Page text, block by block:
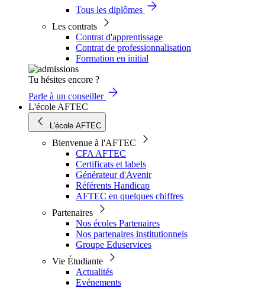
Tous les diplômes
Les contrats
Contrat d'apprentissage
Contrat de professionnalisation
Formation en initial
Tu hésites encore ?
Parle à un conseiller
L'école AFTEC
L'école AFTEC
Bienvenue à l'AFTEC
CFA AFTEC
Certificats et labels
Générateur d'Avenir
Référents Handicap
AFTEC en quelques chiffres
Partenaires
Nos écoles Partenaires
Nos partenaires institutionnels
Groupe Eduservices
Vie Étudiante
Actualités
Evénements